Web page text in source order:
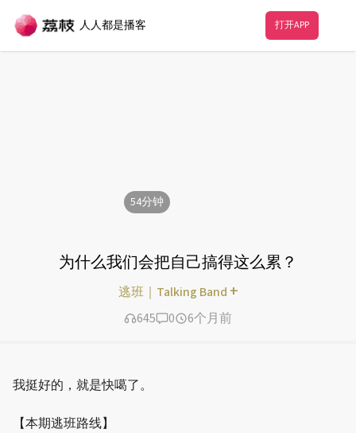
人人都是播客 打开APP
54分钟
为什么我们会把自己搞得这么累？
逃班｜Talking Band +
645 0 6个月前
我挺好的，就是快噶了。
【本期逃班路线】